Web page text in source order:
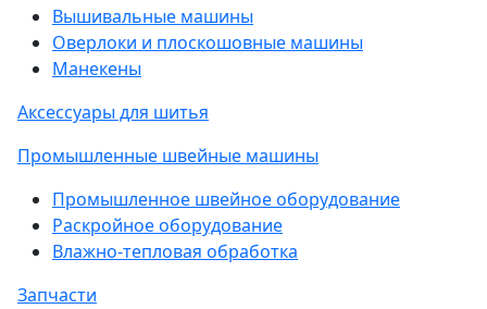
Вышивальные машины
Оверлоки и плоскошовные машины
Манекены
Аксессуары для шитья
Промышленные швейные машины
Промышленное швейное оборудование
Раскройное оборудование
Влажно-тепловая обработка
Запчасти